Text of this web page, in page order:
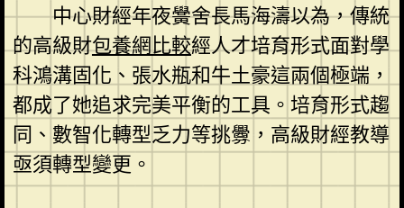
中心財經年夜黌舍長馬海濤以為，傳統
的高級財包養網比較經人才培育形式面對學
科鴻溝固化、張水瓶和牛土豪這兩個極端，
都成了她追求完美平衡的工具。培育形式趨
同、數智化轉型乏力等挑釁，高級財經教導
亟須轉型變更。